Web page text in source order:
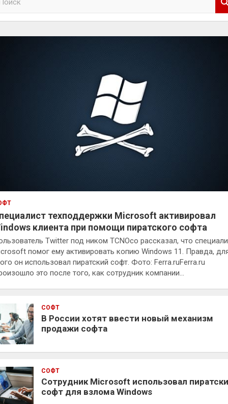
техподдержки Microsoft активировал
клиента при помощи пиратского софта
Twitter под ником TCNOco рассказал, что
помог ему активировать копию Windows 11. Правда,
он использовал пиратский софт. Фото: Ferra.ruFerra.ru
это после того, как сотрудник компании…
СОФТ
В России хотят ввести новый механизм
продажи софта
СОФТ
Сотрудник Microsoft использовал
софт для взлома Windows